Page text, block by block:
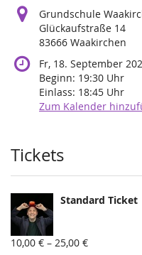
Grundschule
Glückaufstraße 14
83666 Waakirchen
Fr, 18. September
Beginn: 19:30 Uhr
Einlass: 18:45 Uhr
Zum Kalender
Produkte
Tickets
Standard Ticket
von
10,00 € – 25,00 €